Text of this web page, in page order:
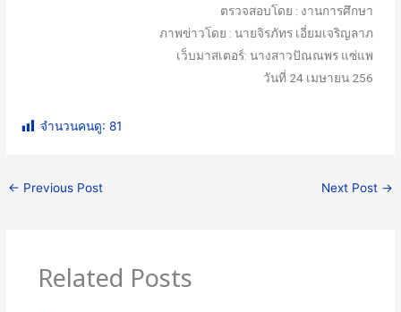
ตรวจสอบโดย : งานการศึกษา
ภาพข่าวโดย : นายจิรภัทร เอี่ยมเจริญลาภ
เว็บมาสเตอร์: นางสาวปัณณพร แซ่แพ
วันที่ 24 เมษายน 256
จำนวนคนดู: 81
← Previous Post Next Post →
Related Posts